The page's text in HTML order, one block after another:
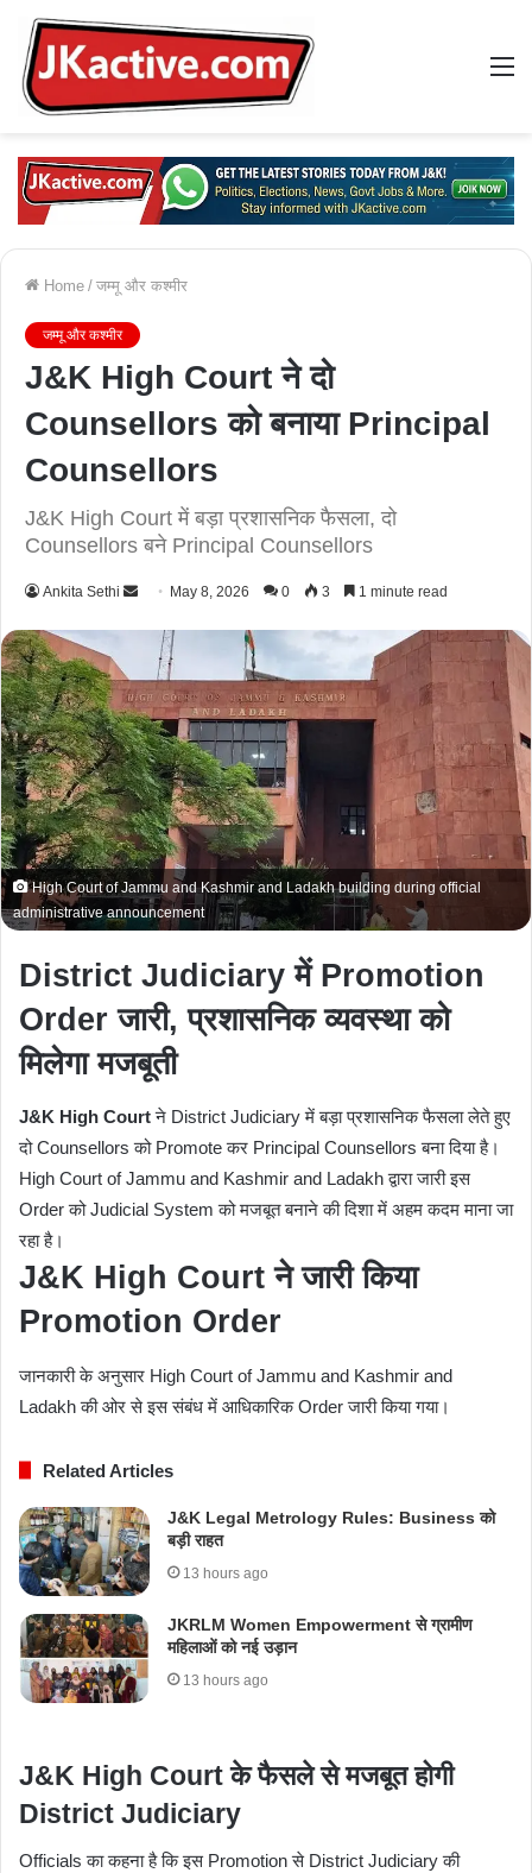
Home / जम्मू और कश्मीर
जम्मू और कश्मीर
J&K High Court ने दो
Counsellors को बनाया Principal
Counsellors
J&K High Court में बड़ा प्रशासनिक फैसला, दो
Counsellors बने Principal Counsellors
Ankita Sethi
d
a
n
e
m
a
i
May 8, 2026 0 3 1 minute read
High Court of Jammu and Kashmir and Ladakh building during official
administrative announcement
District Judiciary में Promotion
Order जारी, प्रशासनिक व्यवस्था को
मिलेगा मजबूती
J&K High Courtने District Judiciary में बड़ा प्रशासनिक फैसला लेते हुए
दो Counsellors को Promote कर Principal Counsellors बना दिया है।
High Court of Jammu and Kashmir and Ladakhद्वारा जारी इस
Order को Judicial System को मजबूत बनाने की दिशा में अहम कदम माना जा
रहा है।
J&K High Court ने जारी किया
Promotion Order
जानकारी के अनुसार High Court of Jammu and Kashmir and
Ladakhकी ओर से इस संबंध में आधिकारिक Order जारी किया गया।
Related Articles
J&K Legal Metrology Rules: Business को
बड़ी राहत
13 hours ago
JKRLM Women Empowerment से ग्रामीण
महिलाओं को नई उड़ान
13 hours ago
J&K High Court के फैसले से मजबूत होगी
District Judiciary
Officials का कहना है कि इस Promotion से District Judiciary की